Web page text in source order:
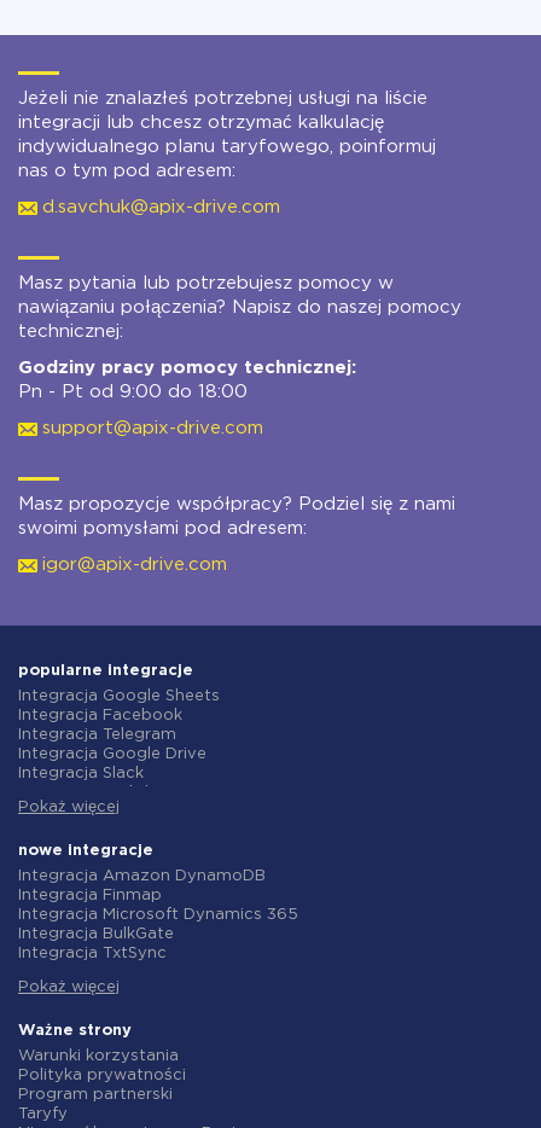
Jeżeli nie znalazłeś potrzebnej usługi na liście
integracji lub chcesz otrzymać kalkulację
indywidualnego planu taryfowego, poinformuj
nas o tym pod adresem:
d.savchuk@apix-drive.com
Masz pytania lub potrzebujesz pomocy w
nawiązaniu połączenia? Napisz do naszej pomocy
technicznej:
Godziny pracy pomocy technicznej:
Pn - Pt od 9:00 do 18:00
support@apix-drive.com
Masz propozycje współpracy? Podziel się z nami
swoimi pomysłami pod adresem:
igor@apix-drive.com
popularne integracje
Integracja Google Sheets
Integracja Facebook
Integracja Telegram
Integracja Google Drive
Integracja Slack
Integracja Gmail
Integracja ClickUp
Integracja Airtable
Integracja Google Contacts
Integracja OpenAI (ChatGPT)
Integracja Instagram
Integracja ActiveCampaign
Integracja Salesforce CRM
Integracja Notion
Integracja AWeber
Integracja Asana
Integracja ZOHO CRM
Integracja Webhooks
Pokaż więcej
nowe integracje
Integracja Amazon DynamoDB
Integracja Finmap
Integracja Microsoft Dynamics 365
Integracja BulkGate
Integracja TxtSync
Integracja Corezoid
Integracja Instasent
Integracja AtomPark
Integracja TXTImpact
Integracja Campaign Monitor
Integracja CM.com
Pokaż więcej
Ważne strony
Warunki korzystania
Polityka prywatności
Program partnerski
Taryfy